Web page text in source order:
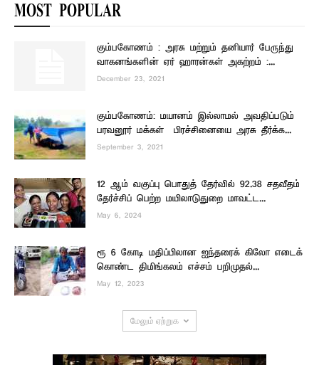
MOST POPULAR
கும்பகோணம் : அரசு மற்றும் தனியார் பேருந்து
வாகனங்களின் ஏர் ஹாரன்கள் அகற்றம் :...
December 23, 2021
கும்பகோணம்: மயானம் இல்லாமல் அவதிப்படும்
பரவனூர் மக்கள் – பிரச்சினையை அரசு தீர்க்க...
September 3, 2021
12 ஆம் வகுப்பு பொதுத் தேர்வில் 92.38 சதவீதம்
தேர்ச்சிப் பெற்ற மயிலாடுதுறை மாவட்ட...
May 6, 2024
ரூ 6 கோடி மதிப்பிலான ஐந்தரைக் கிலோ எடைக்
கொண்ட திமிங்கலம் எச்சம் பறிமுதல்...
May 12, 2023
மேலும் ஏற்றுக